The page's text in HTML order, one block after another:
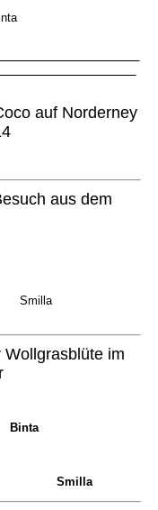
auf Norderney
aus dem
Smilla
im
Binta
Smilla